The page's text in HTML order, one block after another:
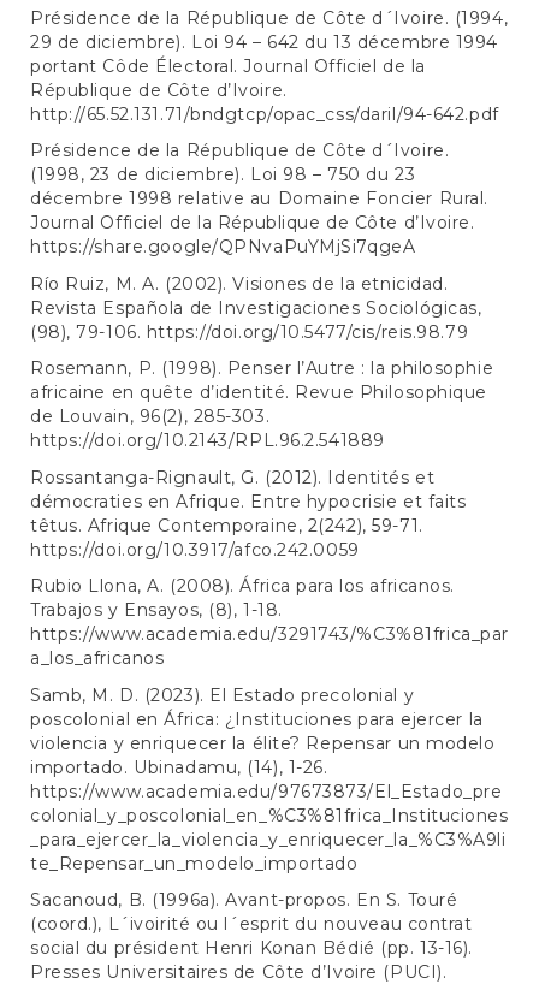
Présidence de la République de Côte d´Ivoire. (1994,
29 de diciembre). Loi 94 – 642 du 13 décembre 1994
portant Côde Électoral. Journal Officiel de la
République de Côte d’Ivoire.
http://65.52.131.71/bndgtcp/opac_css/daril/94-642.pdf
Présidence de la République de Côte d´Ivoire.
(1998, 23 de diciembre). Loi 98 – 750 du 23
décembre 1998 relative au Domaine Foncier Rural.
Journal Officiel de la République de Côte d’Ivoire.
https://share.google/QPNvaPuYMjSi7qgeA
Río Ruiz, M. A. (2002). Visiones de la etnicidad.
Revista Española de Investigaciones Sociológicas,
(98), 79-106. https://doi.org/10.5477/cis/reis.98.79
Rosemann, P. (1998). Penser l’Autre : la philosophie
africaine en quête d’identité. Revue Philosophique
de Louvain, 96(2), 285-303.
https://doi.org/10.2143/RPL.96.2.541889
Rossantanga-Rignault, G. (2012). Identités et
démocraties en Afrique. Entre hypocrisie et faits
têtus. Afrique Contemporaine, 2(242), 59-71.
https://doi.org/10.3917/afco.242.0059
Rubio Llona, A. (2008). África para los africanos.
Trabajos y Ensayos, (8), 1-18.
https://www.academia.edu/3291743/%C3%81frica_par
a_los_africanos
Samb, M. D. (2023). El Estado precolonial y
poscolonial en África: ¿Instituciones para ejercer la
violencia y enriquecer la élite? Repensar un modelo
importado. Ubinadamu, (14), 1-26.
https://www.academia.edu/97673873/El_Estado_pre
colonial_y_poscolonial_en_%C3%81frica_Instituciones
_para_ejercer_la_violencia_y_enriquecer_la_%C3%A9li
te_Repensar_un_modelo_importado
Sacanoud, B. (1996a). Avant-propos. En S. Touré
(coord.), L´ivoirité ou l´esprit du nouveau contrat
social du président Henri Konan Bédié (pp. 13-16).
Presses Universitaires de Côte d’Ivoire (PUCI).